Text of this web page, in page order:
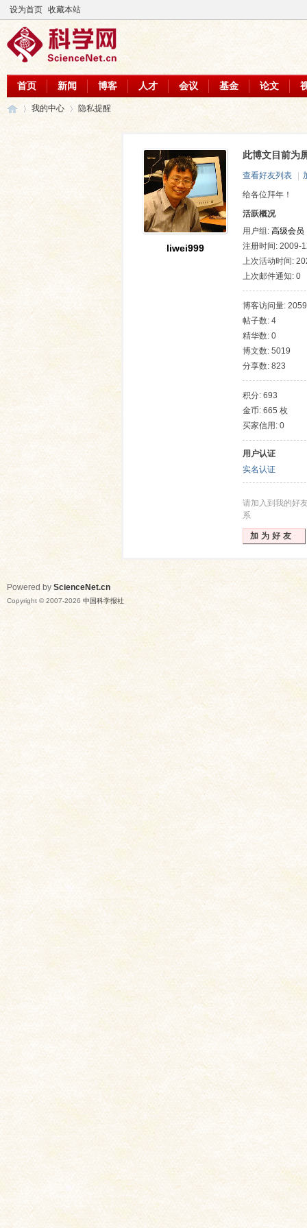
设为首页 收藏本站
首页 新闻 博客 人才 会议 基金 论文
我的中心 隐私提醒
liwei999
此博文目前为
查看好友列表
给各位拜年！
活跃概况
用户组: 高级会员
注册时间: 2009-
上次活动时间:
上次邮件通知: 0
博客访问量:
帖子数: 4
精华数: 0
博文数: 5019
分享数: 823
积分: 693
金币: 665 枚
买家信用: 0
用户认证
实名认证
请加入到我的好
系
加为好友
Powered by ScienceNet.cn
Copyright © 2007-2026 中国科学报社